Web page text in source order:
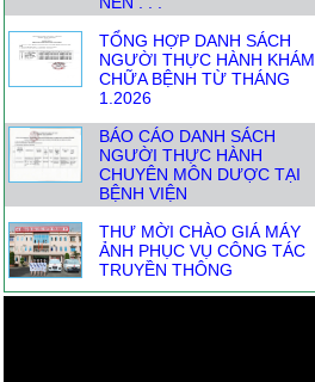
TỔNG HỢP DANH SÁCH
NGƯỜI THỰC HÀNH KHÁM
CHỮA BỆNH TỪ THÁNG
1.2026
BÁO CÁO DANH SÁCH
NGƯỜI THỰC HÀNH
CHUYÊN MÔN DƯỢC TẠI
BỆNH VIỆN
THƯ MỜI CHÀO GIÁ MÁY
ẢNH PHỤC VỤ CÔNG TÁC
TRUYỀN THÔNG